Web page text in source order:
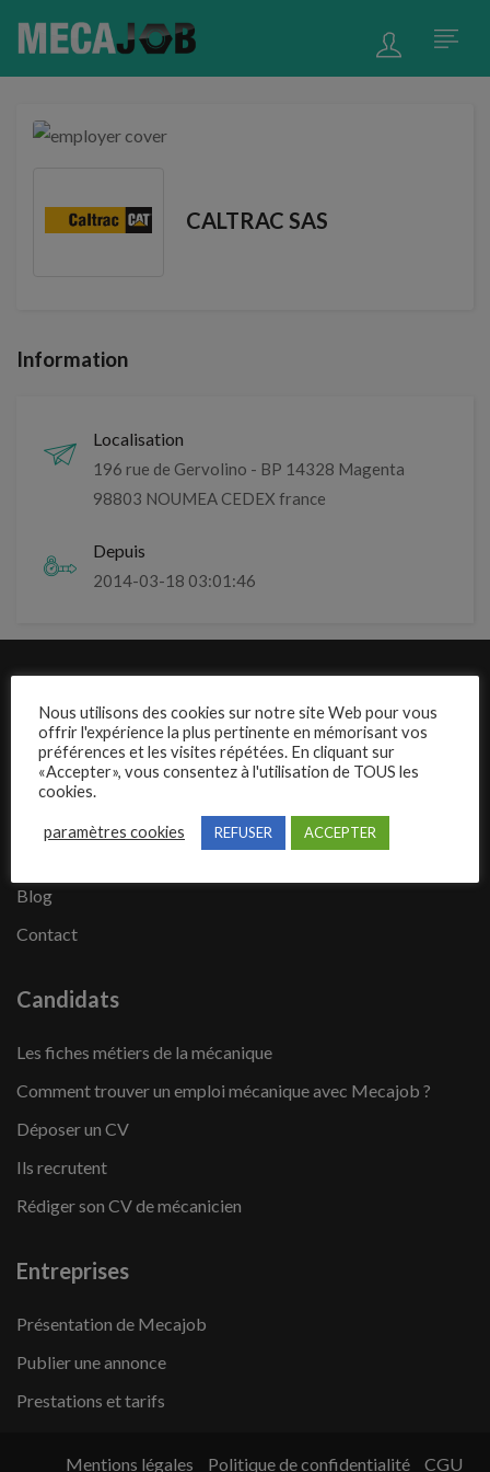
CALTRAC SAS
Information
Localisation
196 rue de Gervolino - BP 14328 Magenta
98803 NOUMEA CEDEX france
Depuis
2014-03-18 03:01:46
Présentation de Mecajob
Publier une annonce
Blog
Contact
Candidats
Les fiches métiers de la mécanique
Comment trouver un emploi mécanique avec Mecajob ?
Déposer un CV
Ils recrutent
Rédiger son CV de mécanicien
Entreprises
Présentation de Mecajob
Publier une annonce
Prestations et tarifs
Mentions légales Politique de confidentialité CGU
Nous utilisons des cookies sur notre site Web pour vous
offrir l'expérience la plus pertinente en mémorisant vos
préférences et les visites répétées. En cliquant sur
«Accepter», vous consentez à l'utilisation de TOUS les
cookies.
paramètres cookies REFUSER ACCEPTER